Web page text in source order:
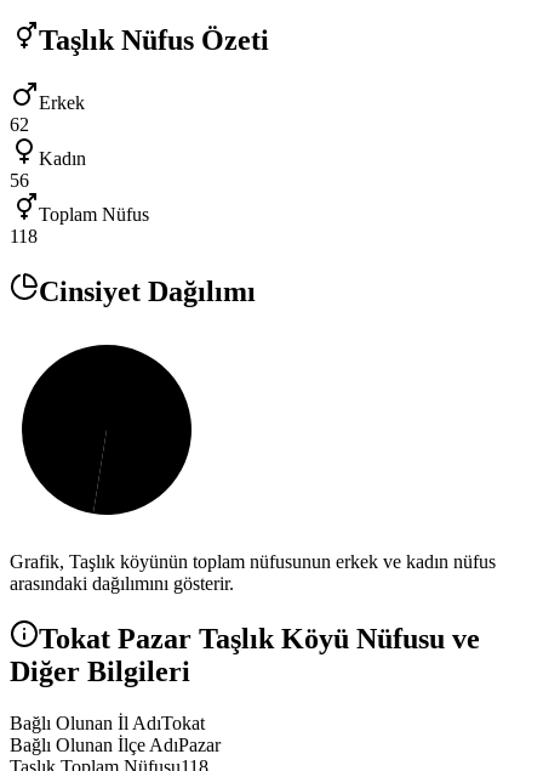
Taşlık Nüfus Özeti
Erkek
62
Kadın
56
Toplam Nüfus
118
Cinsiyet Dağılımı
Grafik, Taşlık köyünün toplam nüfusunun erkek ve kadın nüfus
arasındaki dağılımını gösterir.
Tokat Pazar Taşlık Köyü Nüfusu ve
Diğer Bilgileri
Bağlı Olunan İl AdıTokat
Bağlı Olunan İlçe AdıPazar
Taşlık Toplam Nüfusu118